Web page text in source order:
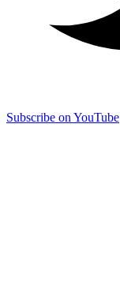
Subscribe on YouTube